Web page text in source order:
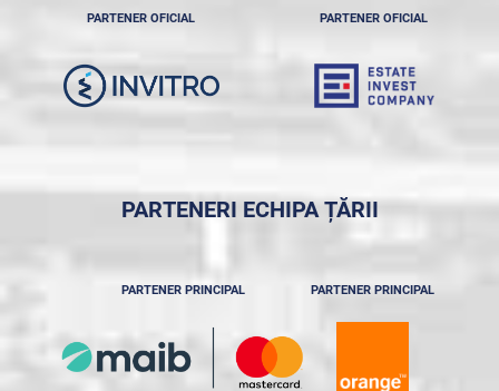
PARTENER OFICIAL PARTENER OFICIAL
PARTENERI ECHIPA ȚĂRII
PARTENER PRINCIPAL PARTENER PRINCIPAL